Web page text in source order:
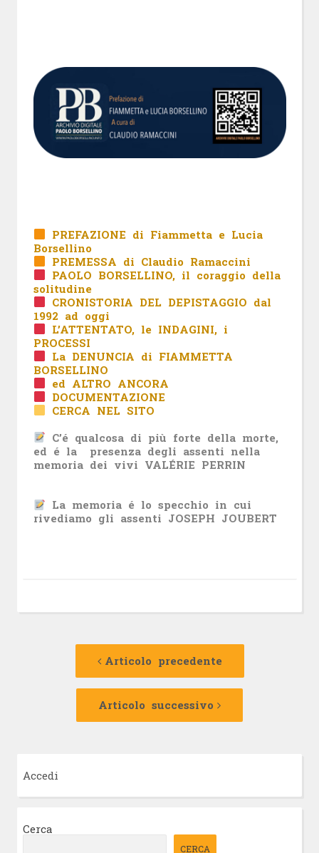
PREFAZIONE di Fiammetta e Lucia
Borsellino
PREMESSA di Claudio Ramaccini
PAOLO BORSELLINO, il coraggio della
solitudine
CRONISTORIA DEL DEPISTAGGIO dal
1992 ad oggi
L’ATTENTATO, le INDAGINI, i
PROCESSI
La DENUNCIA di FIAMMETTA
BORSELLINO
ed ALTRO ANCORA
DOCUMENTAZIONE
CERCA NEL SITO
C’é qualcosa di più forte della morte,
ed é la
presenza degli assenti nella
memoria dei vivi VALÉRIE PERRIN
La memoria é lo specchio in cui
rivediamo gli assenti JOSEPH JOUBERT
Navigazione
Articolo precedente
Articolo
Articolo successivo
Articolo
Accedi
Cerca
CERCA